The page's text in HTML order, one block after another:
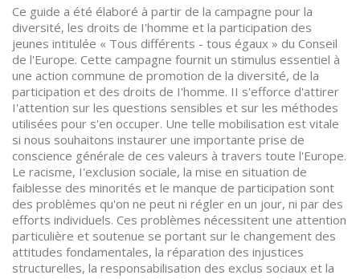
Ce guide a été élaboré à partir de la campagne pour la
diversité, les droits de I'homme et la participation des
jeunes intitulée « Tous différents - tous égaux » du Conseil
de l'Europe. Cette campagne fournit un stimulus essentiel à
une action commune de promotion de la diversité, de la
participation et des droits de I'homme. II s'efforce d'attirer
I'attention sur les questions sensibles et sur les méthodes
utilisées pour s'en occuper. Une telle mobilisation est vitale
si nous souhaitons instaurer une importante prise de
conscience générale de ces valeurs à travers toute l'Europe.
Le racisme, I'exclusion sociale, la mise en situation de
faiblesse des minorités et le manque de participation sont
des problèmes qu'on ne peut ni régler en un jour, ni par des
efforts individuels. Ces problèmes nécessitent une attention
particulière et soutenue se portant sur le changement des
attitudes fondamentales, la réparation des injustices
structurelles, la responsabilisation des exclus sociaux et la